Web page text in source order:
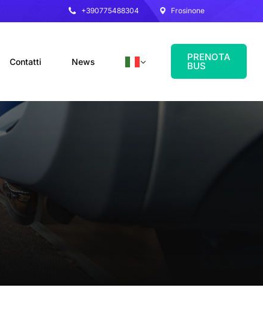
+390775488304 Frosinone
Contatti News PRENOTA
BUS